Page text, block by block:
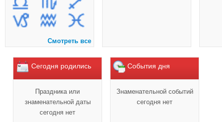
Смотреть все
Сегодня родились
Праздника или
знаменательной даты
сегодня нет
События дня
Знаменательной событий
сегодня нет